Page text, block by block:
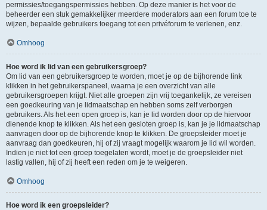
permissies/toegangspermissies hebben. Op deze manier is het voor de
beheerder een stuk gemakkelijker meerdere moderators aan een forum toe te
wijzen, bepaalde gebruikers toegang tot een privéforum te verlenen, enz.
Omhoog
Hoe word ik lid van een gebruikersgroep?
Om lid van een gebruikersgroep te worden, moet je op de bijhorende link
klikken in het gebruikerspaneel, waarna je een overzicht van alle
gebruikersgroepen krijgt. Niet alle groepen zijn vrij toegankelijk, ze vereisen
een goedkeuring van je lidmaatschap en hebben soms zelf verborgen
gebruikers. Als het een open groep is, kan je lid worden door op de hiervoor
dienende knop te klikken. Als het een gesloten groep is, kan je je lidmaatschap
aanvragen door op de bijhorende knop te klikken. De groepsleider moet je
aanvraag dan goedkeuren, hij of zij vraagt mogelijk waarom je lid wil worden.
Indien je niet tot een groep toegelaten wordt, moet je de groepsleider niet
lastig vallen, hij of zij heeft een reden om je te weigeren.
Omhoog
Hoe word ik een groepsleider?